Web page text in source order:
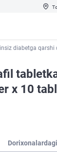
diabetga qarshi
х 10